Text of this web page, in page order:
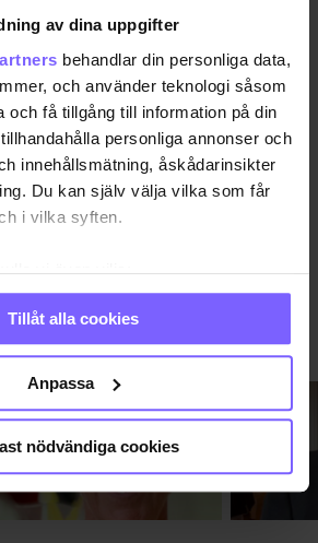
av dina uppgifter
behandlar din personliga data,
och använder teknologi såsom
och få tillgång till information på din
personliga annonser och
innehållsmätning, åskådarinsikter
Du kan själv välja vilka som får
i vilka syften.
vi även vilja:
om din geografiska plats
noggrannhet på upp till flera meter
enhet genom att aktivt skanna den
(fingeravtryck)
dina personliga uppgifter
tillbaka ditt samtycke när som
Tillåt alla cookies
Anpassa
nödvändiga cookies
PRIDE 2022